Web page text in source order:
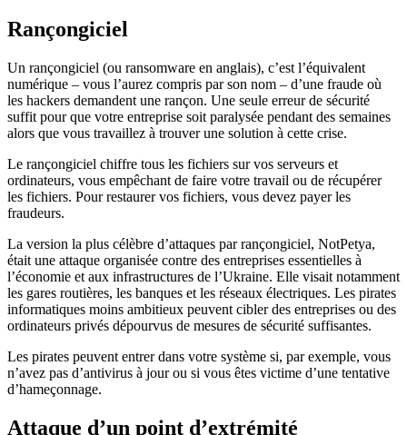
Rançongiciel
Un rançongiciel (ou ransomware en anglais), c’est l’équivalent
numérique – vous l’aurez compris par son nom – d’une fraude où
les hackers demandent une rançon. Une seule erreur de sécurité
suffit pour que votre entreprise soit paralysée pendant des semaines
alors que vous travaillez à trouver une solution à cette crise.
Le rançongiciel chiffre tous les fichiers sur vos serveurs et
ordinateurs, vous empêchant de faire votre travail ou de récupérer
les fichiers. Pour restaurer vos fichiers, vous devez payer les
fraudeurs.
La version la plus célèbre d’attaques par rançongiciel, NotPetya,
était une attaque organisée contre des entreprises essentielles à
l’économie et aux infrastructures de l’Ukraine. Elle visait notamment
les gares routières, les banques et les réseaux électriques. Les pirates
informatiques moins ambitieux peuvent cibler des entreprises ou des
ordinateurs privés dépourvus de mesures de sécurité suffisantes.
Les pirates peuvent entrer dans votre système si, par exemple, vous
n’avez pas d’antivirus à jour ou si vous êtes victime d’une tentative
d’hameçonnage.
Attaque d’un point d’extrémité